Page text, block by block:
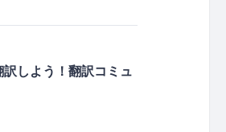
しよう！翻訳コミュ